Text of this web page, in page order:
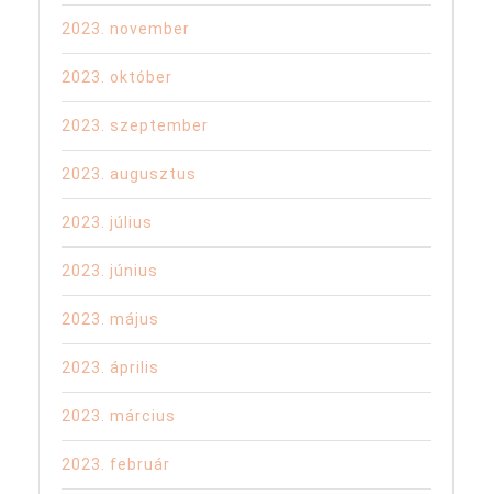
2023. november
2023. október
2023. szeptember
2023. augusztus
2023. július
2023. június
2023. május
2023. április
2023. március
2023. február